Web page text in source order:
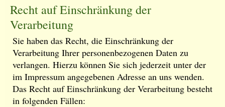
Recht auf Einschränkung der
Verarbeitung
Sie haben das Recht, die Einschränkung der
Verarbeitung Ihrer personenbezogenen Daten zu
verlangen. Hierzu können Sie sich jederzeit unter der
im Impressum angegebenen Adresse an uns wenden.
Das Recht auf Einschränkung der Verarbeitung besteht
in folgenden Fällen: